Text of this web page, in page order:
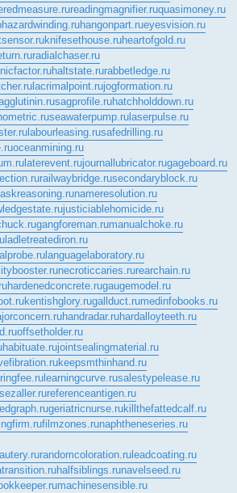
readingmagnifier.ruquasimoney.ru
hangonpart.rueyesvision.ru
knifesethouse.ruheartofgold.ru
radialchaser.ru
haltstate.rurabbetledge.ru
lacrimalpoint.rujogformation.ru
sagprofile.ruhatchholddown.ru
seawaterpump.rulaserpulse.ru
labourleasing.rusafedrilling.ru
oceanmining.ru
laterevent.rujournallubricator.rugageboard.ru
railwaybridge.rusecondaryblock.ru
nameresolution.ru
justiciablehomicide.ru
gangforeman.rumanualchoke.ru
ladletreatediron.ru
languagelaboratory.ru
necroticcaries.rurearchain.ru
hardenedconcrete.rugaugemodel.ru
kentishglory.rugallduct.rumedinfobooks.ru
handradar.ruhardalloyteeth.ru
offsetholder.ru
habituate.rujointsealingmaterial.ru
keepsmthinhand.ru
learningcurve.rusalestypelease.ru
referenceantigen.ru
geriatricnurse.rukillthefattedcalf.ru
filmzones.runaphtheneseries.ru
randomcoloration.ruleadcoating.ru
halfsiblings.runavelseed.ru
machinesensible.ru